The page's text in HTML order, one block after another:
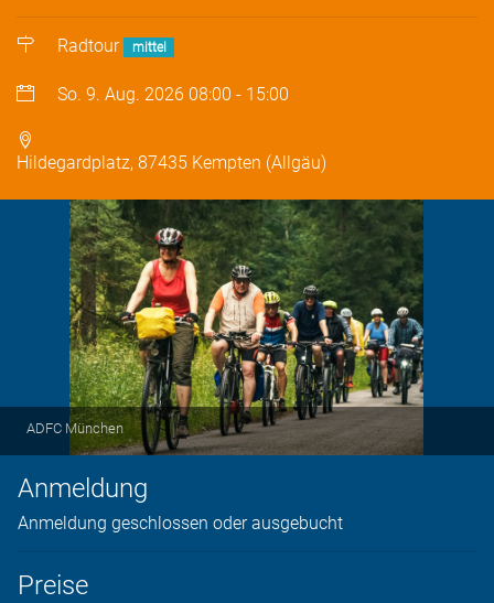
Radtour mittel
So. 9. Aug. 2026 08:00 - 15:00
Hildegardplatz, 87435 Kempten (Allgäu)
ADFC München
Anmeldung
Anmeldung geschlossen oder ausgebucht
Preise